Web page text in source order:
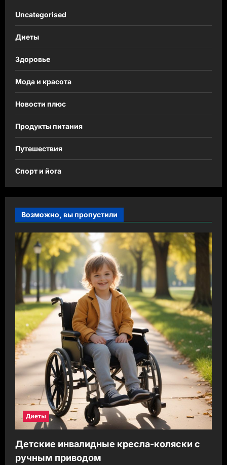
Uncategorised
Диеты
Здоровье
Мода и красота
Новости плюс
Продукты питания
Путешествия
Спорт и йога
Возможно, вы пропустили
Диеты
Детские инвалидные кресла-коляски с
ручным приводом